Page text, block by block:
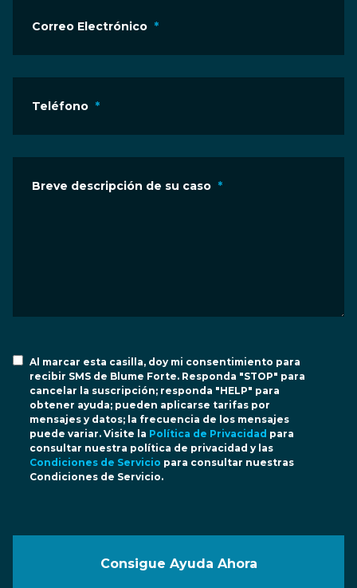
Correo Electrónico *
Teléfono *
Breve descripción de su caso *
Al marcar esta casilla, doy mi consentimiento para
recibir SMS de Blume Forte. Responda "STOP" para
cancelar la suscripción; responda "HELP" para
obtener ayuda; pueden aplicarse tarifas por
mensajes y datos; la frecuencia de los mensajes
puede variar. Visite la Política de Privacidad para
consultar nuestra política de privacidad y las
Condiciones de Servicio para consultar nuestras
Condiciones de Servicio.
Consigue Ayuda Ahora